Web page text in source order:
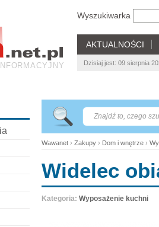
Wyszukiwarka
AKTUALNOŚCI
Dzisiaj jest: 09 sierpnia
Wawanet › Zakupy › Dom i wnętrze ›
Widelec
Kategoria: Wyposażenie kuchni